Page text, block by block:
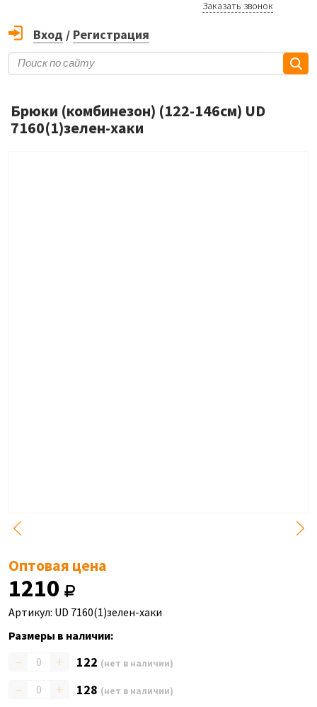
Заказать звонок
Вход / Регистрация
Брюки (комбинезон) (122-146см) UD
7160(1)зелен-хаки
Оптовая цена
1210
Артикул: UD 7160(1)зелен-хаки
Размеры в наличии:
– + 122 (нет в наличии)
– + 128 (нет в наличии)